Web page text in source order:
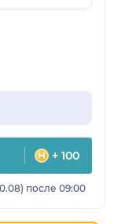
+ 100
после 09:00